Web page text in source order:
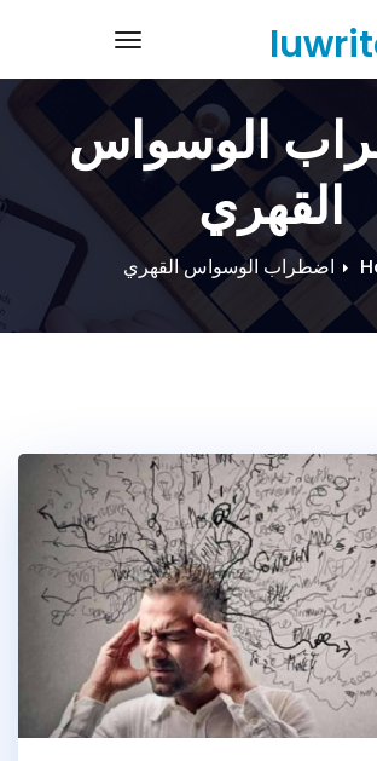
الوسواس
القهري
اضطراب الوسواس القهري